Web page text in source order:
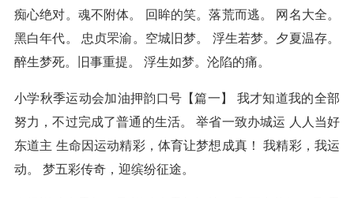
痴心绝对。魂不附体。 回眸的笑。落荒而逃。 网名大全。
黑白年代。 忠贞罘渝。空城旧梦。 浮生若梦。夕夏温存。
醉生梦死。旧事重提。 浮生如梦。沦陷的痛。
小学秋季运动会加油押韵口号【篇一】 我才知道我的全部
努力，不过完成了普通的生活。 举省一致办城运 人人当好
东道主 生命因运动精彩，体育让梦想成真！ 我精彩，我运
动。 梦五彩传奇，迎缤纷征途。